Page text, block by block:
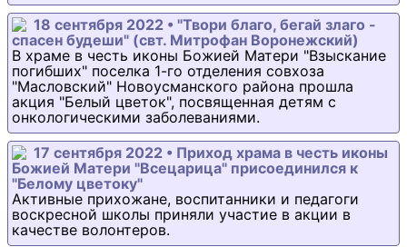
18 сентября 2022 • "Твори благо, бегай злаго -
спасен будеши" (свт. Митрофан Воронежский)
В храме в честь иконы Божией Матери "Взыскание
погибших" поселка 1-го отделения совхоза
"Масловский" Новоусманского района прошла
акция "Белый цветок", посвященная детям с
онкологическими заболеваниями.
17 сентября 2022 • Приход храма в честь иконы
Божией Матери "Всецарица" присоединился к
"Белому цветоку"
Активные прихожане, воспитанники и педагоги
воскресной школы приняли участие в акции в
качестве волонтеров.